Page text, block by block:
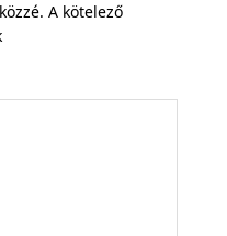
A kötelező